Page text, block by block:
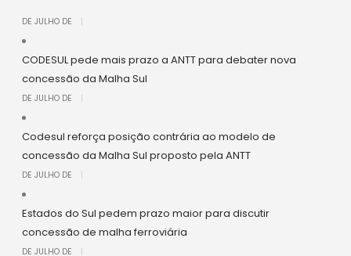
DE JULHO DE
CODESUL pede mais prazo a ANTT para debater nova
concessão da Malha Sul
DE JULHO DE
Codesul reforça posição contrária ao modelo de
concessão da Malha Sul proposto pela ANTT
DE JULHO DE
Estados do Sul pedem prazo maior para discutir
concessão de malha ferroviária
DE JULHO DE